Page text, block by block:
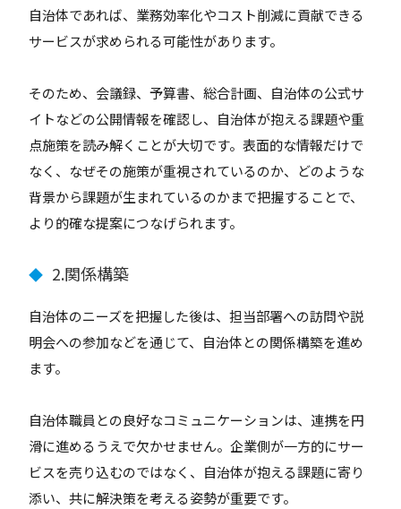
自治体であれば、業務効率化やコスト削減に貢献できる
サービスが求められる可能性があります。
そのため、会議録、予算書、総合計画、自治体の公式サ
イトなどの公開情報を確認し、自治体が抱える課題や重
点施策を読み解くことが大切です。表面的な情報だけで
なく、なぜその施策が重視されているのか、どのような
背景から課題が生まれているのかまで把握することで、
より的確な提案につなげられます。
◆ 2.関係構築
自治体のニーズを把握した後は、担当部署への訪問や説
明会への参加などを通じて、自治体との関係構築を進め
ます。
自治体職員との良好なコミュニケーションは、連携を円
滑に進めるうえで欠かせません。企業側が一方的にサー
ビスを売り込むのではなく、自治体が抱える課題に寄り
添い、共に解決策を考える姿勢が重要です。